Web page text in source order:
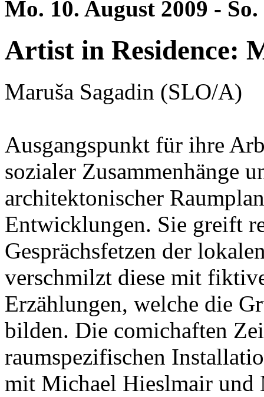
Mo. 10. August 2009 -
Artist in Residence:
Maruša Sagadin (SLO/A)
Ausgangspunkt für ihre
sozialer Zusammenhänge
architektonischer
Entwicklungen. Sie greift
Gesprächsfetzen der
verschmilzt diese mit
Erzählungen, welche die
bilden. Die comichaften
raumspezifischen
mit Michael Hieslmair und